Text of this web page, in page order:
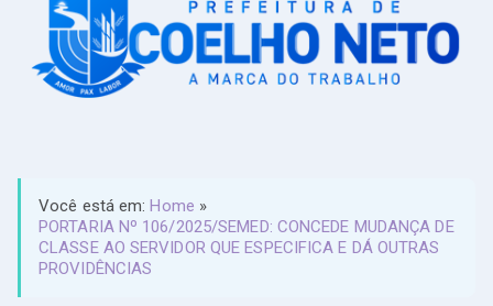
Você está em:Home »
PORTARIA Nº 106/2025/SEMED: CONCEDE MUDANÇA DE
CLASSE AO SERVIDOR QUE ESPECIFICA E DÁ OUTRAS
PROVIDÊNCIAS